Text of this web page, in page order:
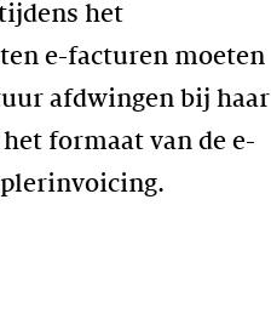
het
e-facturen moeten
afdwingen bij haar
formaat van de e-